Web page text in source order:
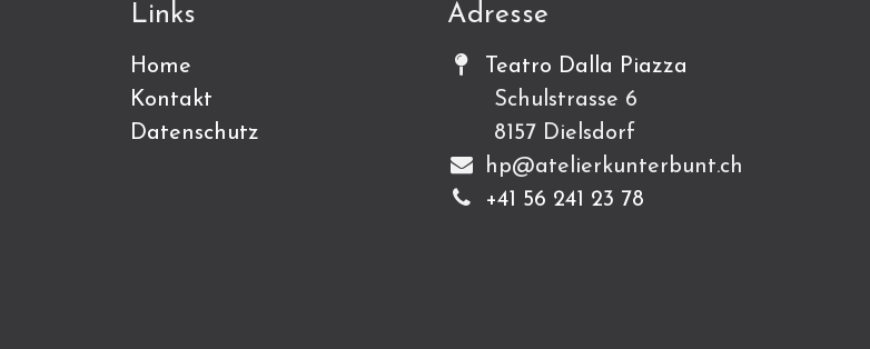
Links
Home
Kontakt
Datenschutz
Adresse
Teatro Dalla Piazza
Schulstrasse 6
8157 Dielsdorf
hp@atelierkunterbunt.ch
+41 56 241 23 78